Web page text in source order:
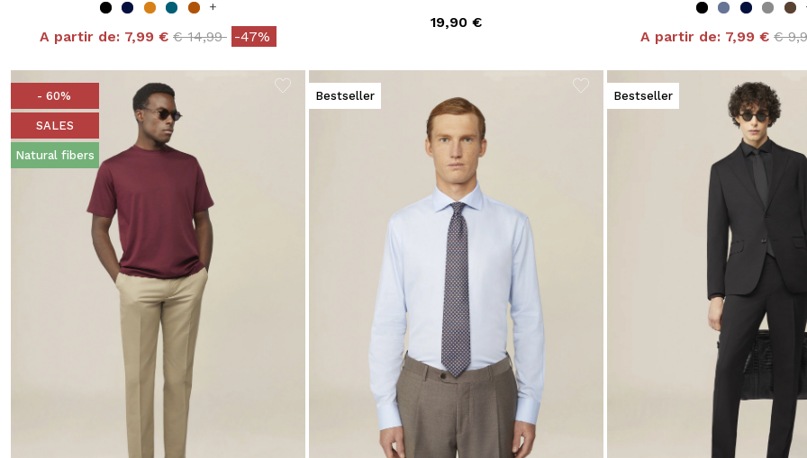
+
A partir de: 7,99 € Price reduced from
€ 14,99to-47%
19,90 €
A partir de: 7,99 € €
- 60%
SALES
Natural fibers
Bestseller Bestseller